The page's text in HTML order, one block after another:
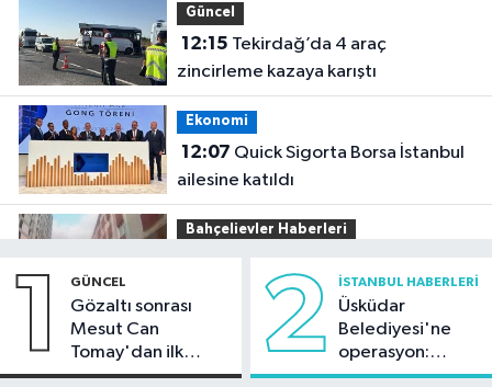
Güncel
12:15
zincirleme kazaya karıştı
Ekonomi
12:07
ailesine katıldı
Bahçelievler Haberleri
çökmesi saniye saniye görüntülendi
Arnavutköy Haberleri
1 GÜNCEL
Gözaltı sonrası
Mesut Can
Tomay'dan ilk
açıklama
2 İSTANBUL HABERLERI
Üsküdar
Belediyesi'ne
operasyon:
Sinem Dedetaş'a